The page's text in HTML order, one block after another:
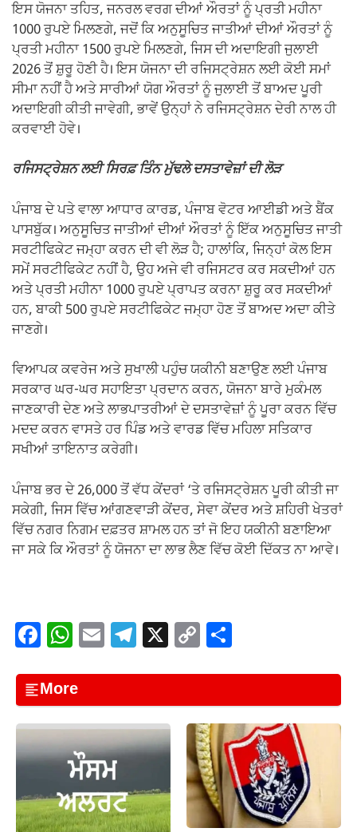
ਇਸ ਯੋਜਨਾ ਤਹਿਤ, ਜਨਰਲ ਵਰਗ ਦੀਆਂ ਔਰਤਾਂ ਨੂੰ ਪ੍ਰਤੀ ਮਹੀਨਾ
1000 ਰੁਪਏ ਮਿਲਣਗੇ, ਜਦੋਂ ਕਿ ਅਨੁਸੂਚਿਤ ਜਾਤੀਆਂ ਦੀਆਂ ਔਰਤਾਂ ਨੂੰ
ਪ੍ਰਤੀ ਮਹੀਨਾ 1500 ਰੁਪਏ ਮਿਲਣਗੇ, ਜਿਸ ਦੀ ਅਦਾਇਗੀ ਜੁਲਾਈ
2026 ਤੋਂ ਸ਼ੁਰੂ ਹੋਣੀ ਹੈ। ਇਸ ਯੋਜਨਾ ਦੀ ਰਜਿਸਟ੍ਰੇਸ਼ਨ ਲਈ ਕੋਈ ਸਮਾਂ
ਸੀਮਾ ਨਹੀਂ ਹੈ ਅਤੇ ਸਾਰੀਆਂ ਯੋਗ ਔਰਤਾਂ ਨੂੰ ਜੁਲਾਈ ਤੋਂ ਬਾਅਦ ਪੂਰੀ
ਅਦਾਇਗੀ ਕੀਤੀ ਜਾਵੇਗੀ, ਭਾਵੇਂ ਉਨ੍ਹਾਂ ਨੇ ਰਜਿਸਟ੍ਰੇਸ਼ਨ ਦੇਰੀ ਨਾਲ ਹੀ
ਕਰਵਾਈ ਹੋਵੇ।
ਰਜਿਸਟ੍ਰੇਸ਼ਨ ਲਈ ਸਿਰਫ਼ ਤਿੰਨ ਮੁੱਢਲੇ ਦਸਤਾਵੇਜ਼ਾਂ ਦੀ ਲੋੜ
ਪੰਜਾਬ ਦੇ ਪਤੇ ਵਾਲਾ ਆਧਾਰ ਕਾਰਡ, ਪੰਜਾਬ ਵੋਟਰ ਆਈਡੀ ਅਤੇ ਬੈਂਕ
ਪਾਸਬੁੱਕ। ਅਨੁਸੂਚਿਤ ਜਾਤੀਆਂ ਦੀਆਂ ਔਰਤਾਂ ਨੂੰ ਇੱਕ ਅਨੁਸੂਚਿਤ ਜਾਤੀ
ਸਰਟੀਫਿਕੇਟ ਜਮ੍ਹਾ ਕਰਨ ਦੀ ਵੀ ਲੋੜ ਹੈ; ਹਾਲਾਂਕਿ, ਜਿਨ੍ਹਾਂ ਕੋਲ ਇਸ
ਸਮੇਂ ਸਰਟੀਫਿਕੇਟ ਨਹੀਂ ਹੈ, ਉਹ ਅਜੇ ਵੀ ਰਜਿਸਟਰ ਕਰ ਸਕਦੀਆਂ ਹਨ
ਅਤੇ ਪ੍ਰਤੀ ਮਹੀਨਾ 1000 ਰੁਪਏ ਪ੍ਰਾਪਤ ਕਰਨਾ ਸ਼ੁਰੂ ਕਰ ਸਕਦੀਆਂ
ਹਨ, ਬਾਕੀ 500 ਰੁਪਏ ਸਰਟੀਫਿਕੇਟ ਜਮ੍ਹਾ ਹੋਣ ਤੋਂ ਬਾਅਦ ਅਦਾ ਕੀਤੇ
ਜਾਣਗੇ।
ਵਿਆਪਕ ਕਵਰੇਜ ਅਤੇ ਸੁਖਾਲੀ ਪਹੁੰਚ ਯਕੀਨੀ ਬਣਾਉਣ ਲਈ ਪੰਜਾਬ
ਸਰਕਾਰ ਘਰ-ਘਰ ਸਹਾਇਤਾ ਪ੍ਰਦਾਨ ਕਰਨ, ਯੋਜਨਾ ਬਾਰੇ ਮੁਕੰਮਲ
ਜਾਣਕਾਰੀ ਦੇਣ ਅਤੇ ਲਾਭਪਾਤਰੀਆਂ ਦੇ ਦਸਤਾਵੇਜ਼ਾਂ ਨੂੰ ਪੂਰਾ ਕਰਨ ਵਿੱਚ
ਮਦਦ ਕਰਨ ਵਾਸਤੇ ਹਰ ਪਿੰਡ ਅਤੇ ਵਾਰਡ ਵਿੱਚ ਮਹਿਲਾ ਸਤਿਕਾਰ
ਸਖੀਆਂ ਤਾਇਨਾਤ ਕਰੇਗੀ।
ਪੰਜਾਬ ਭਰ ਦੇ 26,000 ਤੋਂ ਵੱਧ ਕੇਂਦਰਾਂ ‘ਤੇ ਰਜਿਸਟ੍ਰੇਸ਼ਨ ਪੂਰੀ ਕੀਤੀ ਜਾ
ਸਕੇਗੀ, ਜਿਸ ਵਿੱਚ ਆਂਗਣਵਾੜੀ ਕੇਂਦਰ, ਸੇਵਾ ਕੇਂਦਰ ਅਤੇ ਸ਼ਹਿਰੀ ਖੇਤਰਾਂ
ਵਿੱਚ ਨਗਰ ਨਿਗਮ ਦਫ਼ਤਰ ਸ਼ਾਮਲ ਹਨ ਤਾਂ ਜੋ ਇਹ ਯਕੀਨੀ ਬਣਾਇਆ
ਜਾ ਸਕੇ ਕਿ ਔਰਤਾਂ ਨੂੰ ਯੋਜਨਾ ਦਾ ਲਾਭ ਲੈਣ ਵਿੱਚ ਕੋਈ ਦਿੱਕਤ ਨਾ ਆਵੇ।
F
c
e
b
o
o
k
W
at
s
A
p
p
E T
gr
a
m
X C
y
Li
n
k
e
More